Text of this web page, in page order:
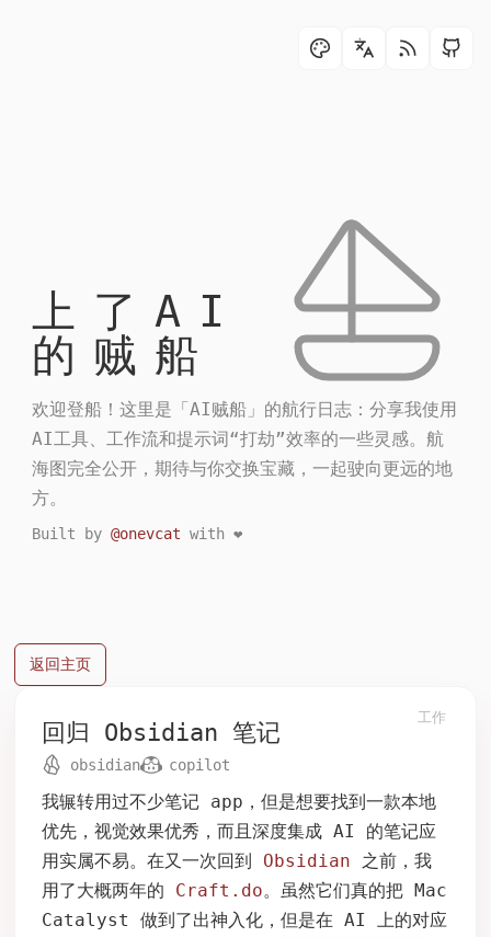
上了AI
的贼船
欢迎登船！这里是「AI贼船」的航行日志：分享我使用
AI工具、工作流和提示词“打劫”效率的一些灵感。航
海图完全公开，期待与你交换宝藏，一起驶向更远的地
方。
Built by@onevcat with ❤️
返回主页
工作
回归 Obsidian 笔记
obsidian copilot
2025年10月18日
我辗转用过不少笔记 app，但是想要找到一款本地
优先，视觉效果优秀，而且深度集成 AI 的笔记应
用实属不易。在又一次回到 Obsidian 之前，我
用了大概两年的 Craft.do。虽然它们真的把 Mac
Catalyst 做到了出神入化，但是在 AI 上的对应